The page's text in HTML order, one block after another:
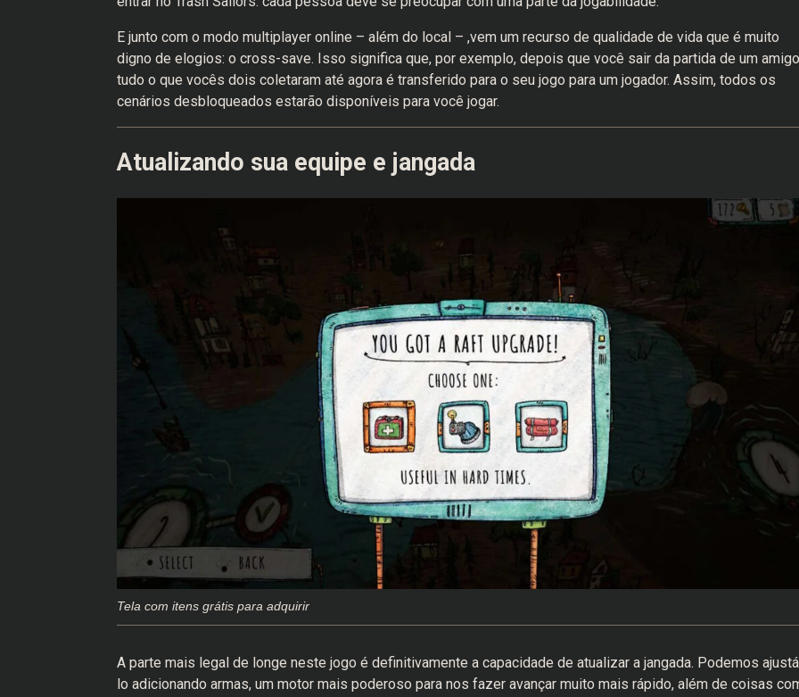
E junto com o modo multiplayer online – além do local – ,vem um recurso de qualidade de vida que é muito
digno de elogios: o cross-save. Isso significa que, por exemplo, depois que você sair da partida de um
tudo o que vocês dois coletaram até agora é transferido para o seu jogo para um jogador. Assim, todos os
cenários desbloqueados estarão disponíveis para você jogar.
Atualizando sua equipe e jangada
Tela com itens grátis para adquirir
A parte mais legal de longe neste jogo é definitivamente a capacidade de atualizar a jangada. Podemos
lo adicionando armas, um motor mais poderoso para nos fazer avançar muito mais rápido, além de coisas